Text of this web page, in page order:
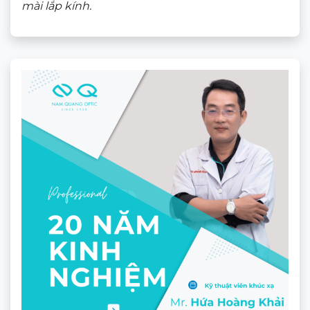
Gọng Xẻ Cước Olive OL66814
★★★★★
1.690.000 ₫